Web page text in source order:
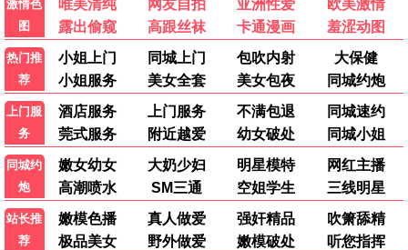
迷影之夜
悬疑 / 惊悚 / 高清
热门电视剧 更多 >